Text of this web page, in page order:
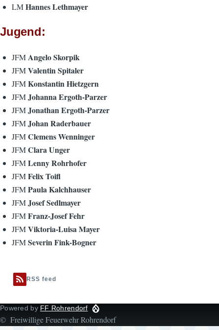
LMHannes Lethmayer
Jugend:
JFMAngelo Skorpik
JFMValentin Spitaler
JFMKonstantin Hietzgern
JFMJohanna Ergoth-Parzer
JFMJonathan Ergoth-Parzer
JFMJohan Raderbauer
JFMClemens Wenninger
JFMClara Unger
JFMLenny Rohrhofer
JFMFelix Toifl
JFMPaula Kalchhauser
JFMJosef Sedlmayer
JFMFranz-Josef Fehr
JFMViktoria-Luisa Mayer
JFMSeverin Fink-Bogner
RSS feed
Powered by FF Rohrendorf
© Freiwillige Feuerwehr Rohrendorf